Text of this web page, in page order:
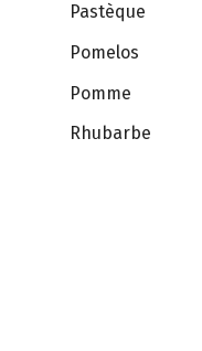
Pastèque
Pomelos
Pomme
Rhubarbe